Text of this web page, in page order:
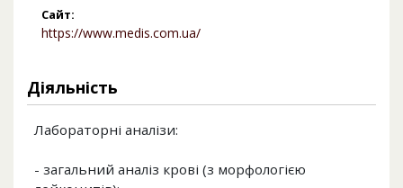
Сайт:
https://www.medis.com.ua/
Діяльність
Лабораторні аналізи:
- загальний аналіз крові (з морфологією